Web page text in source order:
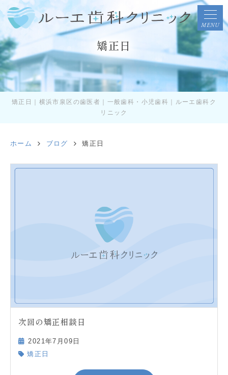
MENU
矯正日
矯正日｜横浜市泉区の歯医者｜一般歯科・小児歯科｜ルーエ歯科ク
リニック
ホーム ブログ 矯正日
次回の矯正相談日
2021年7月09日
矯正日